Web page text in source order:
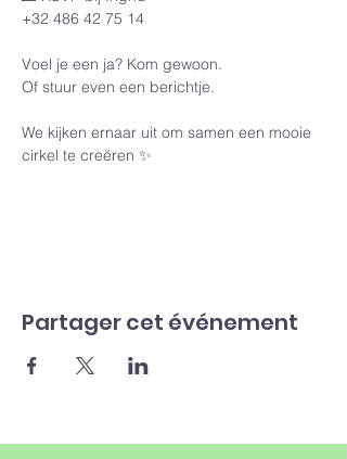
+32 486 42 75 14
Voel je een ja? Kom gewoon.
Of stuur even een berichtje.
We kijken ernaar uit om samen een mooie
cirkel te creëren ✨
Partager cet événement